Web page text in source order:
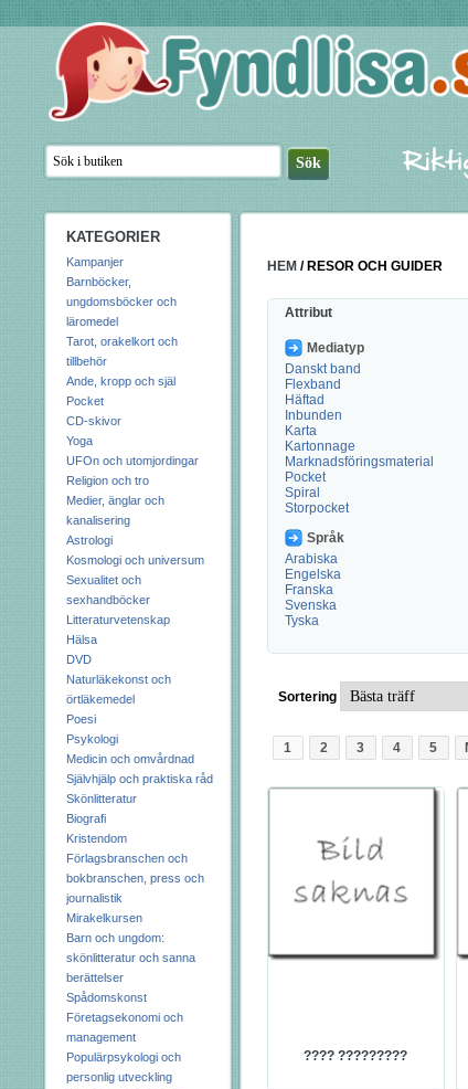
KATEGORIER
Kampanjer
Barnböcker,
ungdomsböcker och
läromedel
Tarot, orakelkort och
tillbehör
Ande, kropp och själ
Pocket
CD-skivor
Yoga
UFOn och utomjordingar
Religion och tro
Medier, änglar och
kanalisering
Astrologi
Kosmologi och universum
Sexualitet och
sexhandböcker
Litteraturvetenskap
Hälsa
DVD
Naturläkekonst och
örtläkemedel
Poesi
Psykologi
Medicin och omvårdnad
Självhjälp och praktiska råd
Skönlitteratur
Biografi
Kristendom
Förlagsbranschen och
bokbranschen, press och
journalistik
Mirakelkursen
Barn och ungdom:
skönlitteratur och sanna
berättelser
Spådomskonst
Företagsekonomi och
management
Populärpsykologi och
personlig utveckling
HEM / RESOR OCH GUIDER
Attribut
Mediatyp
Danskt band
Flexband
Häftad
Inbunden
Karta
Kartonnage
Marknadsföringsmaterial
Pocket
Spiral
Storpocket
Språk
Arabiska
Engelska
Franska
Svenska
Tyska
Sortering
1 2 3 4 5
???? ?????????